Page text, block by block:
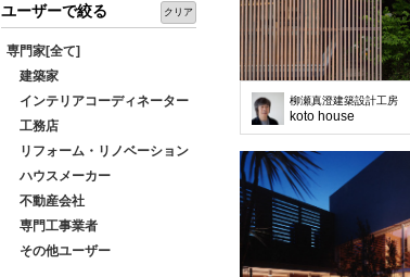
ユーザーで絞る クリア
専門家[全て]
建築家
インテリアコーディネーター
工務店
リフォーム・リノベーション
ハウスメーカー
不動産会社
専門工事業者
その他ユーザー
柳瀬真澄建築設計工房
koto house